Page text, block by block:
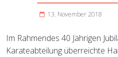
13. November 2018
Im Rahmendes 40 Jährigen
Karateabteilung überreichte